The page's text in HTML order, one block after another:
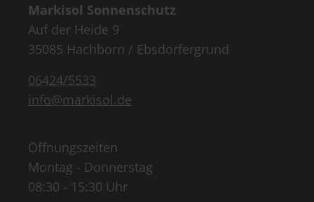
Markisol Sonnenschutz
Auf der Heide 9
35085 Hachborn / Ebsdorfergrund
06424/5533
info@markisol.de
Öffnungszeiten
Montag - Donnerstag
08:30 - 15:30 Uhr